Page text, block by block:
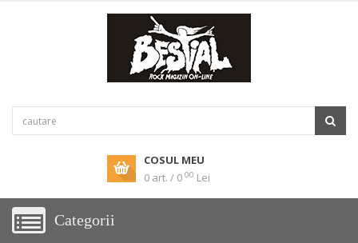
COSUL MEU
0 art. / 0 00 Lei
Categorii